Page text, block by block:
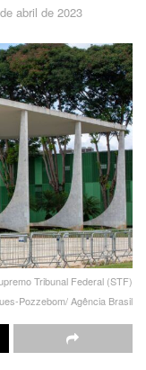
abril de 2023
Tribunal Federal (STF)
Pozzebom/ Agência Brasil